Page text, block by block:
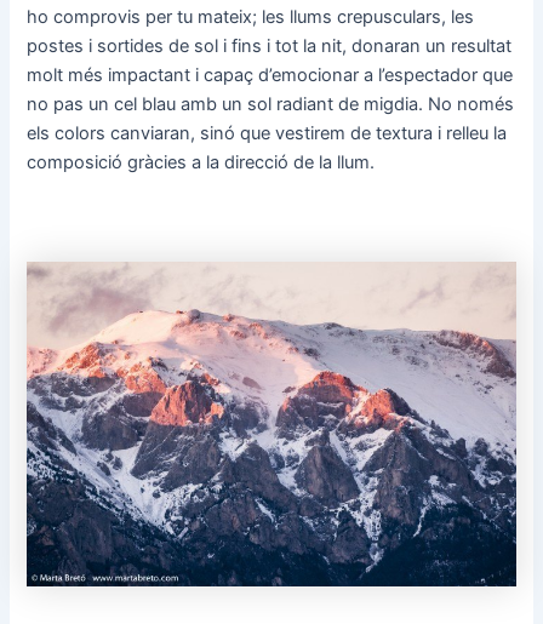
ho comprovis per tu mateix; les llums crepusculars, les
postes i sortides de sol i fins i tot la nit, donaran un resultat
molt més impactant i capaç d’emocionar a l’espectador que
no pas un cel blau amb un sol radiant de migdia. No només
els colors canviaran, sinó que vestirem de textura i relleu la
composició gràcies a la direcció de la llum.